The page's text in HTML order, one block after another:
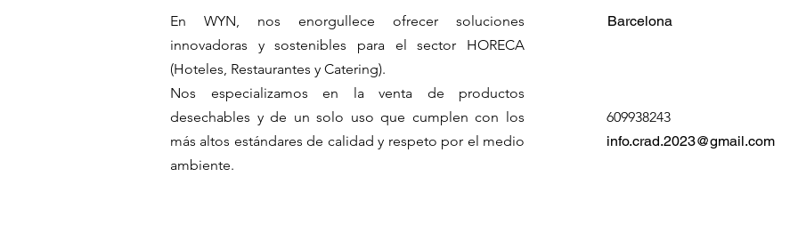
En WYN, nos enorgullece ofrecer soluciones
innovadoras y sostenibles para el sector HORECA
(Hoteles, Restaurantes y Catering).
Nos especializamos en la venta de productos
desechables y de un solo uso que cumplen con los
más altos estándares de calidad y respeto por el medio
ambiente.
Barcelona
609938243
info.crad.2023@gmail.com